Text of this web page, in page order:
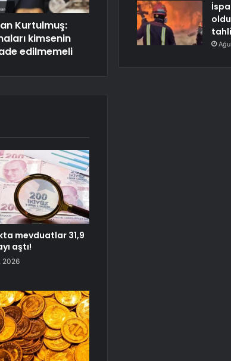
Kurtulmuş:
kimsenin
edilmemeli
mevduatlar 31,9
aştı!
2026